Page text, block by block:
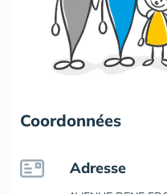
Coordonnées
Adresse